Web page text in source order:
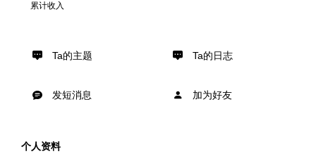
累计收入
Ta的主题 Ta的日志
发短消息 加为好友
个人资料